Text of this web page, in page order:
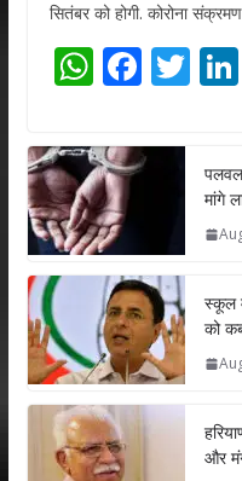
सितंबर को होगी. कोरोना
W
at
s
A
p
p
F
e
b
o
k
T
er
मांगे
स्कूल
को
और